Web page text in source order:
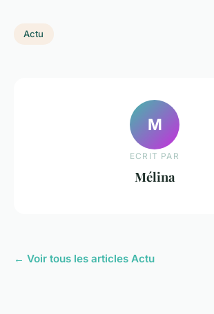
Actu
M
ECRIT PAR
Mélina
← Voir tous les articles Actu